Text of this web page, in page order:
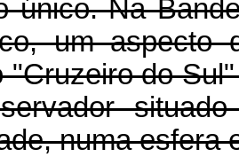
único. Na
um
"Cruzeiro do
numa esfera